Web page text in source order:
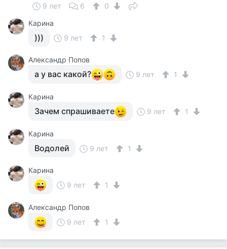
9 лет 6
0
Карина
))) 9 лет 1
Александр Попов
а у вас какой? 9 лет 1
Карина
Зачем спрашиваете 9 лет 1
Карина
Водолей 9 лет 1
Карина
9 лет
1
Александр Попов
9 лет
1